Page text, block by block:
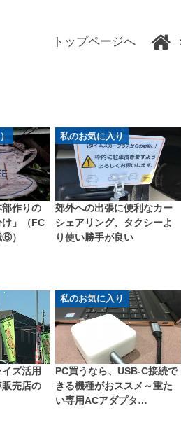
トップページへ
作りの
」（FC
）
私のお気に入り
郊外への出張に便利なカー
シェアリング、タクシーよ
り使い勝手が良い
ズ活用
売店の
私のお気に入り
PC買うなら、USB-C接続で
きる機種がおススメ～重た
い専用ACアダプタ…